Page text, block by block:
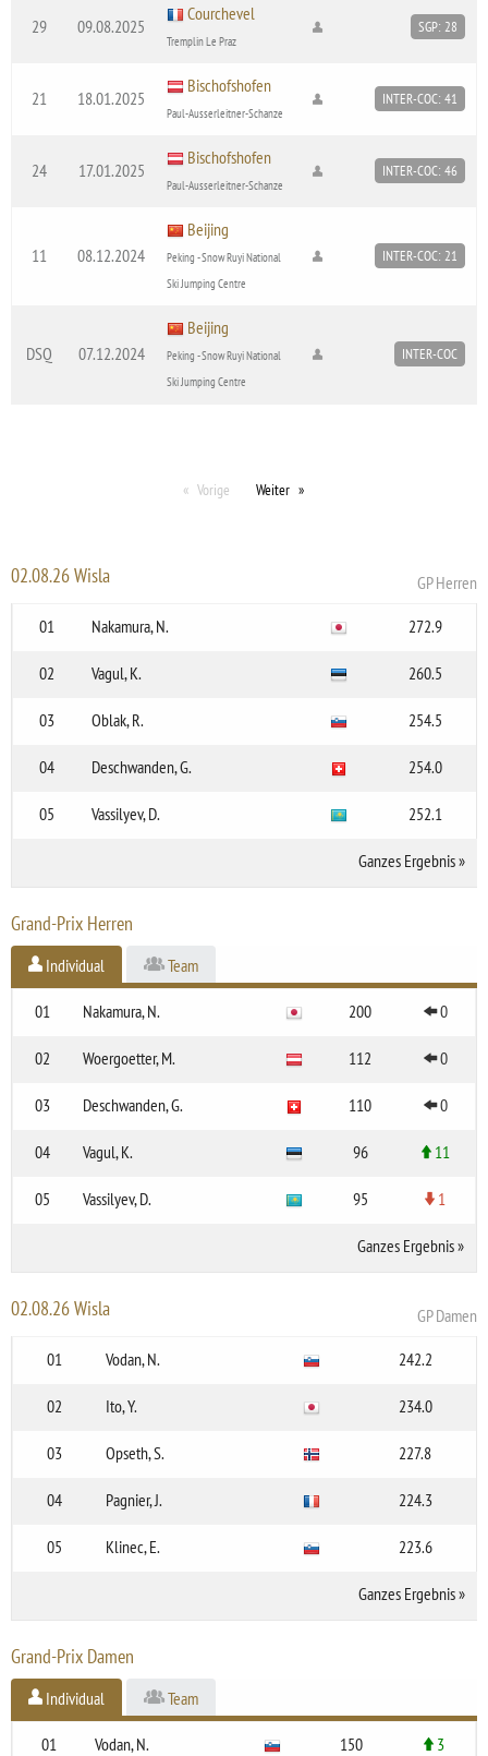
29 09.08.2025
Courchevel
Tremplin Le Praz
SGP: 28
21 18.01.2025
Bischofshofen
Paul-Ausserleitner-Schanze
INTER-COC: 41
24 17.01.2025
Bischofshofen
Paul-Ausserleitner-Schanze
INTER-COC: 46
11 08.12.2024
Beijing
Peking - Snow Ruyi National
Ski Jumping Centre
INTER-COC: 21
DSQ 07.12.2024
Beijing
Peking - Snow Ruyi National
Ski Jumping Centre
INTER-COC
Vorige Weiter
02.08.26 Wisla
GP Herren
01
Nakamura, N. 272.9
02 Vagul, K. 260.5
03 Oblak, R. 254.5
04 Deschwanden, G. 254.0
05 Vassilyev, D. 252.1
Ganzes Ergebnis»
Grand-Prix Herren
Individual Team
01 Nakamura, N. 200 0
02 Woergoetter, M. 112 0
03 Deschwanden, G. 110 0
04 Vagul, K. 96 11
05 Vassilyev, D. 95 1
Ganzes Ergebnis»
02.08.26 Wisla
GP Damen
01
Vodan, N. 242.2
02 Ito, Y. 234.0
03 Opseth, S. 227.8
04 Pagnier, J. 224.3
05 Klinec, E. 223.6
Ganzes Ergebnis»
Grand-Prix Damen
Individual Team
01 Vodan, N. 150 3